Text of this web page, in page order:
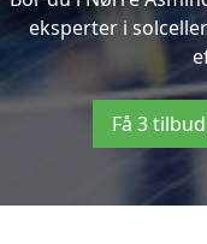
eksperter i
Få 3